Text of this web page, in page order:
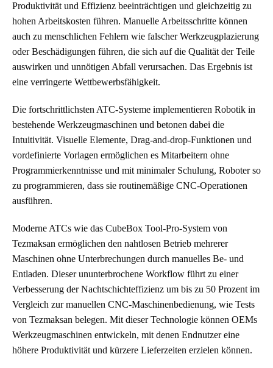
Produktivität und Effizienz beeinträchtigen und gleichzeitig zu
hohen Arbeitskosten führen. Manuelle Arbeitsschritte können
auch zu menschlichen Fehlern wie falscher Werkzeugplazierung
oder Beschädigungen führen, die sich auf die Qualität der Teile
auswirken und unnötigen Abfall verursachen. Das Ergebnis ist
eine verringerte Wettbewerbsfähigkeit.
Die fortschrittlichsten ATC-Systeme implementieren Robotik in
bestehende Werkzeugmaschinen und betonen dabei die
Intuitivität. Visuelle Elemente, Drag-and-drop-Funktionen und
vordefinierte Vorlagen ermöglichen es Mitarbeitern ohne
Programmierkenntnisse und mit minimaler Schulung, Roboter so
zu programmieren, dass sie routinemäßige CNC-Operationen
ausführen.
Moderne ATCs wie das CubeBox Tool-Pro-System von
Tezmaksan ermöglichen den nahtlosen Betrieb mehrerer
Maschinen ohne Unterbrechungen durch manuelles Be- und
Entladen. Dieser ununterbrochene Workflow führt zu einer
Verbesserung der Nachtschichteffizienz um bis zu 50 Prozent im
Vergleich zur manuellen CNC-Maschinenbedienung, wie Tests
von Tezmaksan belegen. Mit dieser Technologie können OEMs
Werkzeugmaschinen entwickeln, mit denen Endnutzer eine
höhere Produktivität und kürzere Lieferzeiten erzielen können.